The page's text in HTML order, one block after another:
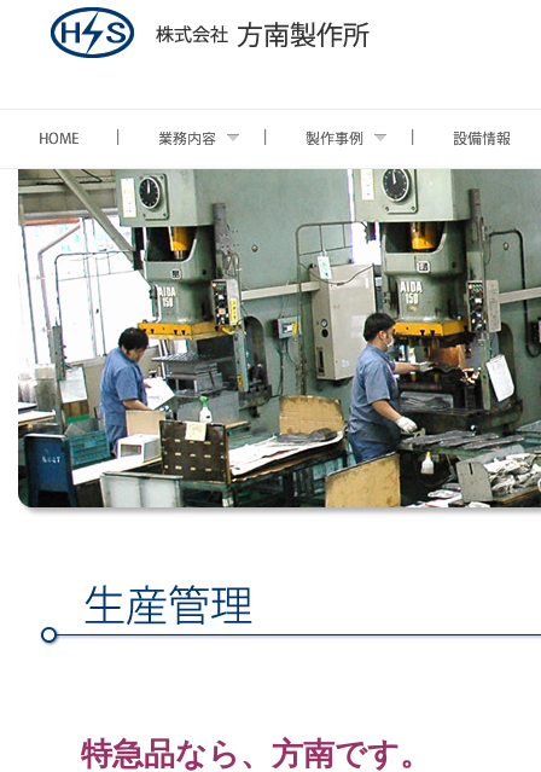
特急品なら、方南です。